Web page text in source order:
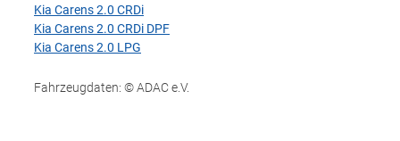
Kia Carens 2.0 CRDi
Kia Carens 2.0 CRDi DPF
Kia Carens 2.0 LPG
Fahrzeugdaten: © ADAC e.V.